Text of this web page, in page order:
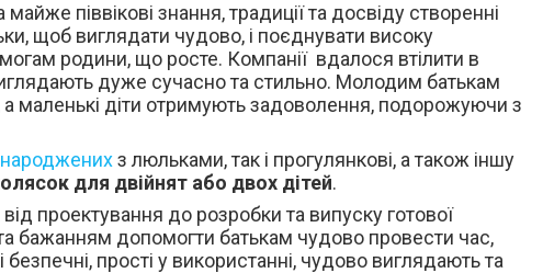
піввікові знання, традиції та досвіду створенні
щоб виглядати чудово, і поєднувати високу
родини, що росте. Компанії вдалося втілити в
дуже сучасно та стильно. Молодим батькам
а маленькі діти отримують задоволення, подорожуючи з
з люльками, так і прогулянкові, а також іншу
для двійнят або двох дітей.
проектування до розробки та випуску готової
бажанням допомогти батькам чудово провести час,
прості у використанні, чудово виглядають та